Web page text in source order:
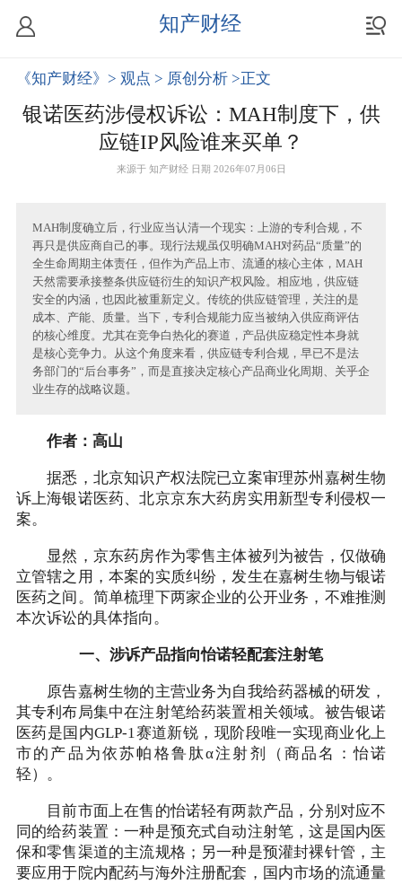
知产财经
《知产财经》 > 观点 > 原创分析 >正文
银诺医药涉侵权诉讼：MAH制度下，供
应链IP风险谁来买单？
来源于 知产财经 日期 2026年07月06日
MAH制度确立后，行业应当认清一个现实：上游的专利合规，不
再只是供应商自己的事。现行法规虽仅明确MAH对药品“质量”的
全生命周期主体责任，但作为产品上市、流通的核心主体，MAH
天然需要承接整条供应链衍生的知识产权风险。相应地，供应链
安全的内涵，也因此被重新定义。传统的供应链管理，关注的是
成本、产能、质量。当下，专利合规能力应当被纳入供应商评估
的核心维度。尤其在竞争白热化的赛道，产品供应稳定性本身就
是核心竞争力。从这个角度来看，供应链专利合规，早已不是法
务部门的“后台事务”，而是直接决定核心产品商业化周期、关乎企
业生存的战略议题。
作者：高山
据悉，北京知识产权法院已立案审理苏州嘉树生物
诉上海银诺医药、北京京东大药房实用新型专利侵权一
案。
显然，京东药房作为零售主体被列为被告，仅做确
立管辖之用，本案的实质纠纷，发生在嘉树生物与银诺
医药之间。简单梳理下两家企业的公开业务，不难推测
本次诉讼的具体指向。
一、涉诉产品指向怡诺轻配套注射笔
原告嘉树生物的主营业务为自我给药器械的研发，
其专利布局集中在注射笔给药装置相关领域。被告银诺
医药是国内GLP-1赛道新锐，现阶段唯一实现商业化上
市的产品为依苏帕格鲁肽α注射剂（商品名：怡诺
轻）。
目前市面上在售的怡诺轻有两款产品，分别对应不
同的给药装置：一种是预充式自动注射笔，这是国内医
保和零售渠道的主流规格；另一种是预灌封裸针管，主
要应用于院内配药与海外注册配套，国内市场的流通量